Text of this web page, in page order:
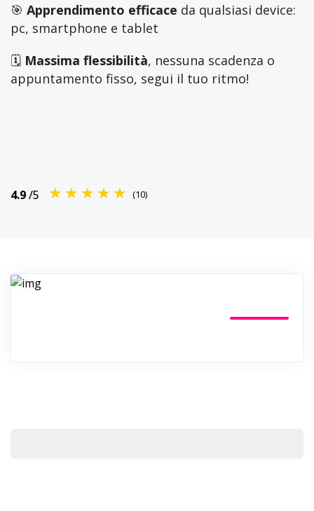
🎯 Apprendimento efficace da qualsiasi device:
pc, smartphone e tablet
🗓️ Massima flessibilità, nessuna scadenza o
appuntamento fisso, segui il tuo ritmo!
4.9/5 (10)